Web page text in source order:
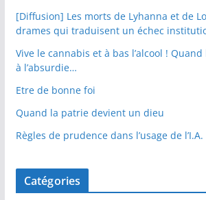
[Diffusion] Les morts de Lyhanna et de
drames qui traduisent un échec
Vive le cannabis et à bas l’alcool ! Quand
à l’absurdie…
Etre de bonne foi
Quand la patrie devient un dieu
Règles de prudence dans l’usage de l’I.A.
Catégories